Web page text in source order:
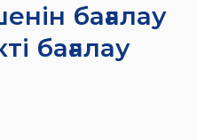
бағалау
бағалау